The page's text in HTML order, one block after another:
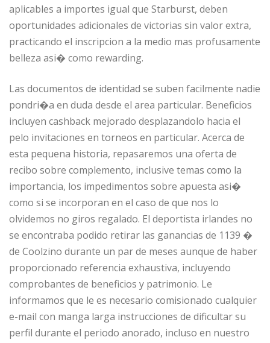
aplicables a importes igual que Starburst, deben
oportunidades adicionales de victorias sin valor extra,
practicando el inscripcion a la medio mas profusamente
belleza asi� como rewarding.
Las documentos de identidad se suben facilmente nadie
pondri�a en duda desde el area particular. Beneficios
incluyen cashback mejorado desplazandolo hacia el
pelo invitaciones en torneos en particular. Acerca de
esta pequena historia, repasaremos una oferta de
recibo sobre complemento, inclusive temas como la
importancia, los impedimentos sobre apuesta asi�
como si se incorporan en el caso de que nos lo
olvidemos no giros regalado. El deportista irlandes no
se encontraba podido retirar las ganancias de 1139 �
de Coolzino durante un par de meses aunque de haber
proporcionado referencia exhaustiva, incluyendo
comprobantes de beneficios y patrimonio. Le
informamos que le es necesario comisionado cualquier
e-mail con manga larga instrucciones de dificultar su
perfil durante el periodo anorado, incluso en nuestro